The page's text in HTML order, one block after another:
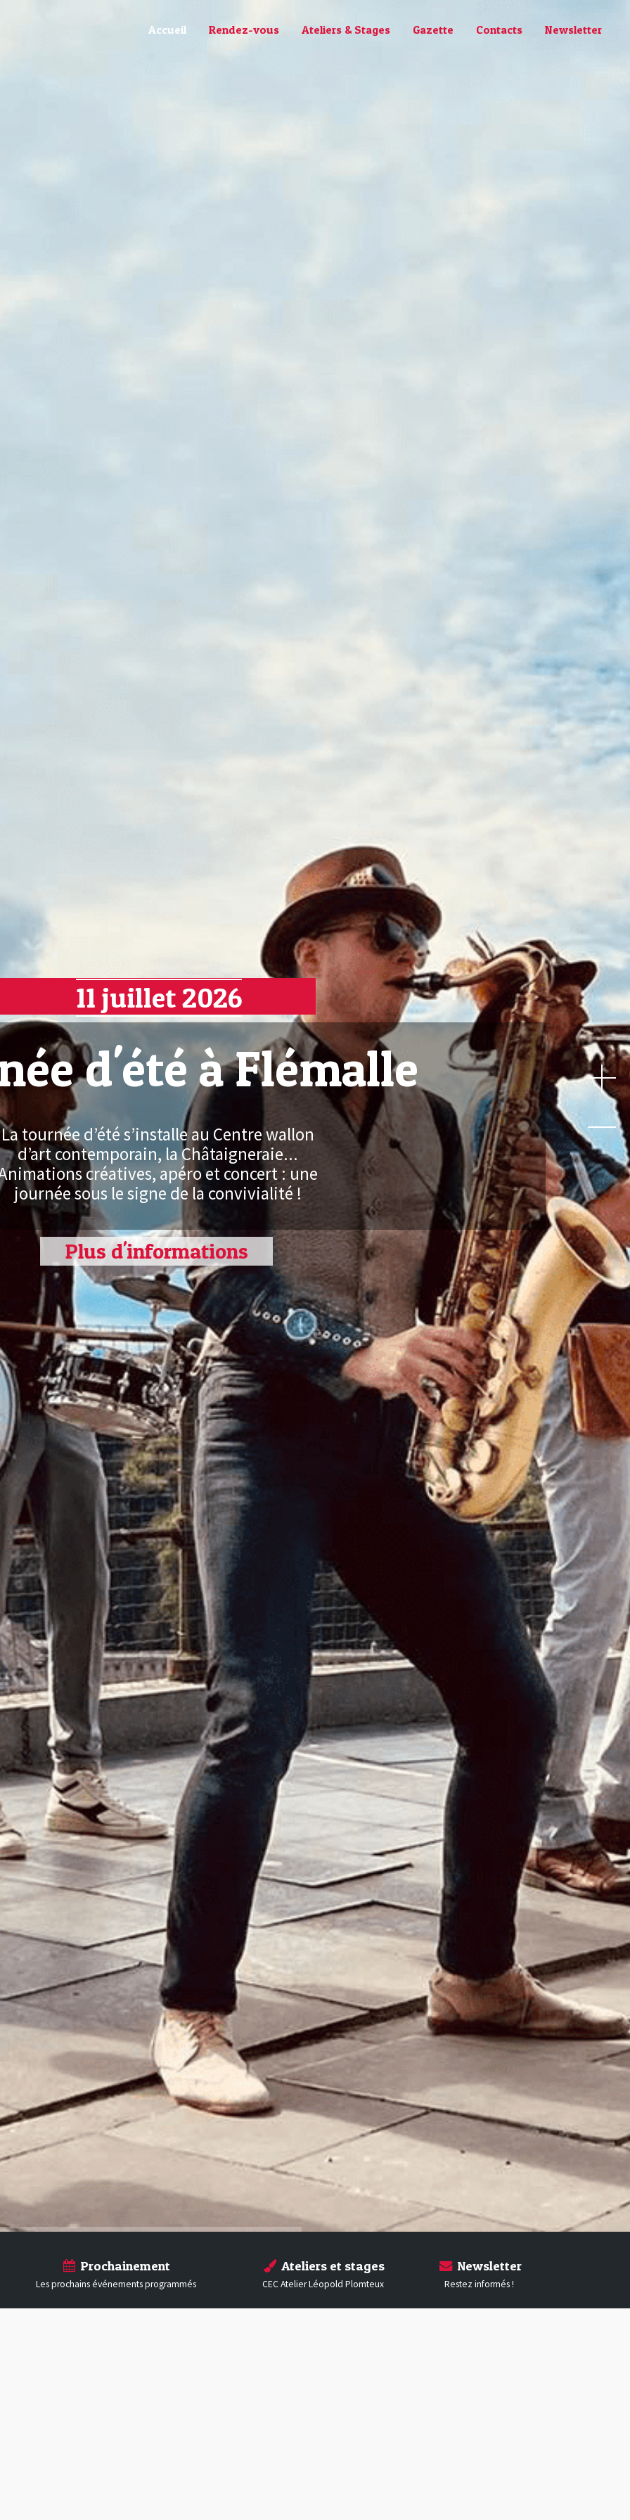
Accueil Rendez-vous Ateliers & Stages Gazette Contacts Newsletter
La tournée d’été s’installe au Centre wallon
d’art contemporain, la Châtaigneraie...
créatives, apéro et concert : une
journée sous le signe de la convivialité !
11 juillet 2026
d'été à Flémalle
Plus d'informations
Prochainement
Les prochains événements programmés
Ateliers et stages
CEC Atelier Léopold Plomteux
Newsletter
Restez informés !